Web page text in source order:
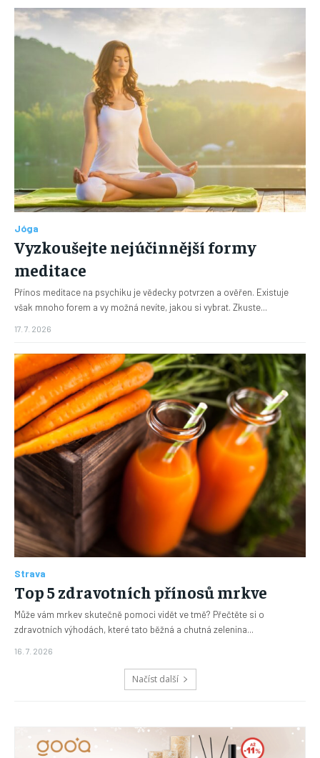
Jóga
Vyzkoušejte nejúčinnější formy
meditace
Přínos meditace na psychiku je vědecky potvrzen a ověřen. Existuje
však mnoho forem a vy možná nevíte, jakou si vybrat. Zkuste...
17. 7. 2026
Strava
Top 5 zdravotních přínosů mrkve
Může vám mrkev skutečně pomoci vidět ve tmě? Přečtěte si o
zdravotních výhodách, které tato běžná a chutná zelenina...
16. 7. 2026
Načíst další